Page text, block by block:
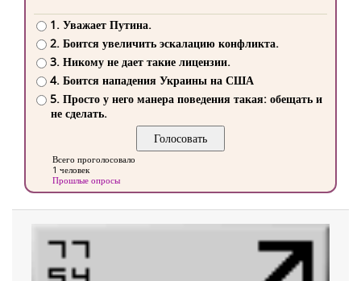
1. Уважает Путина.
2. Боится увеличить эскалацию конфликта.
3. Никому не дает такие лицензии.
4. Боится нападения Украины на США
5. Просто у него манера поведения такая: обещать и
не сделать.
Всего проголосовало
1 человек
Прошлые опросы